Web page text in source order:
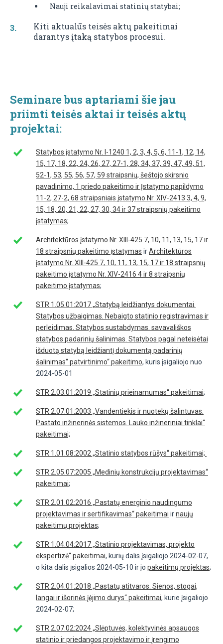
Nauji reikalavimai statinių statybai;
Kiti aktualūs teisės aktų pakeitimai
darantys įtaką statybos procesui.
Seminare bus aptariami šie jau
priimti teisės aktai ir teisės aktų
projektai:
Statybos įstatymo Nr. I-1240 1, 2, 3, 4, 5, 6, 11-1, 12, 14,
15, 17, 18, 22, 24, 26, 27, 27-1, 28, 34, 37, 39, 47, 49, 51,
52-1, 53, 55, 56, 57, 59 straipsnių, šeštojo skirsnio
pavadinimo, 1 priedo pakeitimo ir Įstatymo papildymo
11-2, 27-2, 68 straipsniais įstatymo Nr. XIV-2413 3, 4, 9,
15, 18, 20, 21, 22, 27, 30, 34 ir 37 straipsnių pakeitimo
įstatymas;
Architektūros įstatymo Nr. XIII-425 7, 10, 11, 13, 15, 17 ir
18 straipsnių pakeitimo įstatymas irArchitektūros
įstatymo Nr. XIII-425 7, 10, 11, 13, 15, 17 ir 18 straipsnių
pakeitimo įstatymo Nr. XIV-2416 4 ir 8 straipsnių
pakeitimo įstatymas;
STR 1.05.01:2017 „Statybą leidžiantys dokumentai.
Statybos užbaigimas. Nebaigto statinio registravimas ir
perleidimas. Statybos sustabdymas. savavališkos
statybos padarinių šalinimas. Statybos pagal neteisėtai
išduotą statybą leidžiantį dokumentą padarinių
šalinimas“ patvirtinimo“ pakeitimo, kuris įsigaliojo nuo
2024-05-01
STR 2.03.01:2019 „Statinių prieinamumas“ pakeitimai;
STR 2.07.01:2003 „Vandentiekis ir nuotekų šalintuvas.
Pastato inžinerinės sistemos. Lauko inžineriniai tinklai“
pakeitimai;
STR 1.01.08:2002 „Statinio statybos rūšys“ pakeitimai;
STR 2.05.07:2005 „Medinių konstrukcijų projektavimas“
pakeitimai;
STR 2.01.02:2016 „Pastatų energinio naudingumo
projektavimas ir sertifikavimas“ pakeitimai irnaujų
pakeitimų projektas;
STR 1.04.04:2017 „Statinio projektavimas, projekto
ekspertizė“ pakeitimai, kurių dalis įsigaliojo 2024-02-07,
o kita dalis įsigalios 2024-05-10 ir jo pakeitimų projektas;
STR 2.04.01:2018 „Pastatų atitvaros. Sienos, stogai,
langai ir išorinės įėjimo durys“ pakeitimai, kurie įsigaliojo
2024-02-07;
STR 2.07.02:2024 „Slėptuvės, kolektyvinės apsaugos
statinio ir priedangos projektavimo ir įrengimo